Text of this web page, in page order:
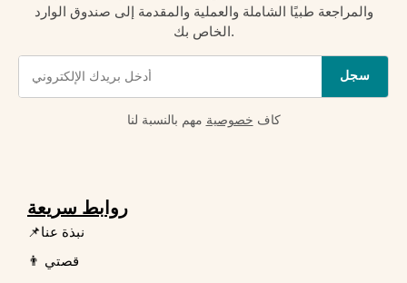
والمراجعة طبيًا الشاملة والعملية والمقدمة إلى صندوق الوارد
الخاص بك.
سجل
كاف خصوصية مهم بالنسبة لنا
روابط سريعة
📌نبذة عنا
👨 قصتي